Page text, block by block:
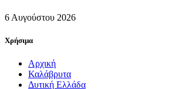
6 Αυγούστου 2026
Χρήσιμα
Αρχική
Καλάβρυτα
Δυτική Ελλάδα